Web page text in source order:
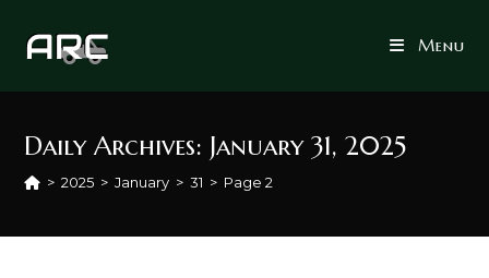
Menu
Daily Archives: January 31, 2025
> 2025 > January > 31 > Page 2